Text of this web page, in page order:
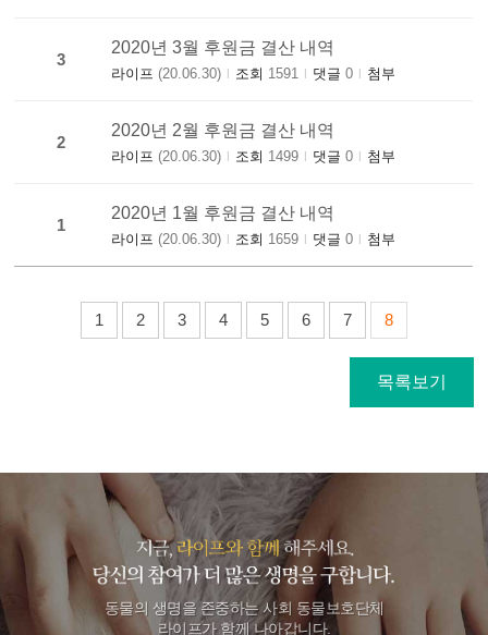
3
2020년 3월 후원금 결산 내역
라이프 (20.06.30) | 조회 1591 | 댓글 0 | 첨부
2
2020년 2월 후원금 결산 내역
라이프 (20.06.30) | 조회 1499 | 댓글 0 | 첨부
1
2020년 1월 후원금 결산 내역
라이프 (20.06.30) | 조회 1659 | 댓글 0 | 첨부
1 2 3 4 5 6 7 8
목록보기
동물의 생명을 존중하는 사회 동물보호단체
라이프가 함께 나아갑니다.